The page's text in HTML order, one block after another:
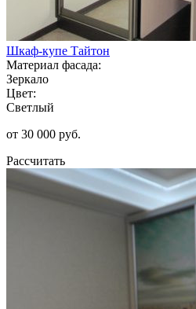
Шкаф-купе Тайтон
Материал фасада:
Зеркало
Цвет:
Светлый
от 30 000 руб.
Рассчитать